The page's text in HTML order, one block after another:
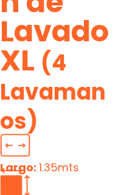
Lavado
XL (4
Lavaman
os)
Largo: 1.35mts